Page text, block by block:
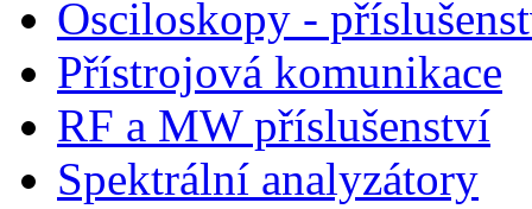
Osciloskopy -
Přístrojová komunikace
RF a MW příslušenství
Spektrální analyzátory